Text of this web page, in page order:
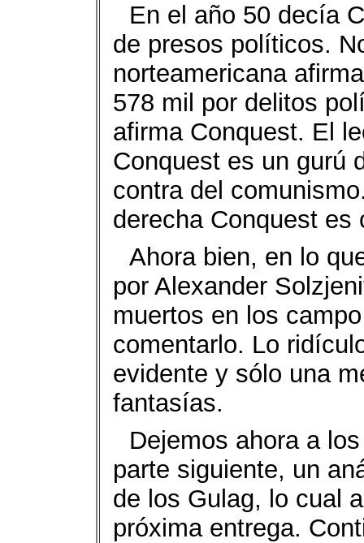
En el año 50 decía
de presos políticos.
norteamericana
578 mil por delitos
afirma Conquest. El
Conquest es un gurú
contra del
derecha Conquest es
Ahora bien, en lo
por Alexander
muertos en los
comentarlo. Lo
evidente y sólo una
fantasías.
Dejemos ahora a
parte siguiente, un
de los Gulag, lo cual
próxima entrega.